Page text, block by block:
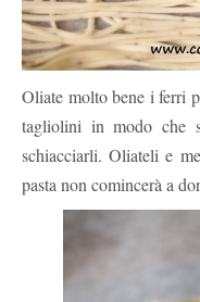
Oliate molto bene i ferri
tagliolini in modo che
schiacciarli. Oliateli e
pasta non comincerà a